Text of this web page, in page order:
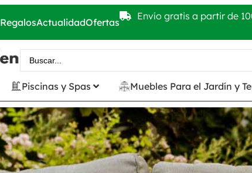
RegalosActualidadOfertas
Envío gratis a partir de
Piscinas y Spas Muebles Para el Jardín y